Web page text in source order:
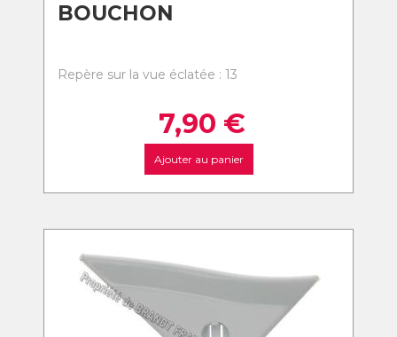
BOUCHON
Repère sur la vue éclatée : 13
7,90 €
Ajouter au panier